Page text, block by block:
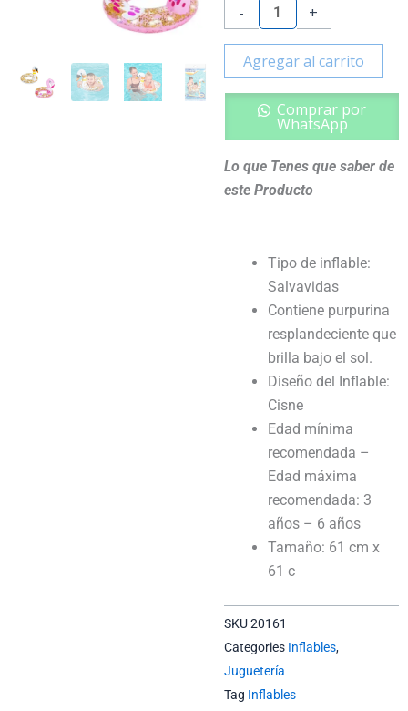
Lo que Tenes que saber de
este Producto
Tipo de inflable:
Salvavidas
Contiene purpurina
resplandeciente que
brilla bajo el sol.
Diseño del Inflable:
Cisne
Edad mínima
recomendada –
Edad máxima
recomendada: 3
años – 6 años
Tamaño: 61 cm x
61 c
- +
Agregar al carrito
Comprar por
WhatsApp
SKU20161
Categories Inflables,
Juguetería
Tag Inflables